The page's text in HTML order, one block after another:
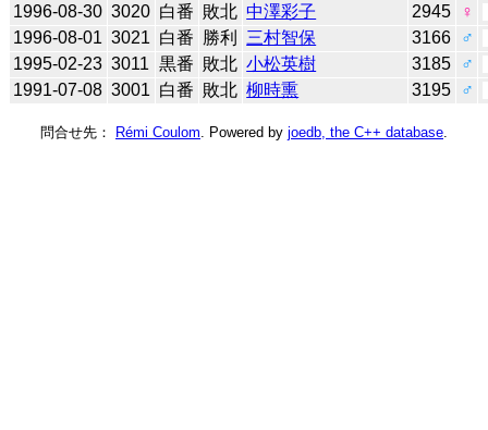
1996-08-30 3020 白番 敗北 中澤彩子 2945
♀
1996-08-01 3021 白番 勝利 三村智保 3166
♂
1995-02-23 3011 黒番 敗北 小松英樹 3185
♂
1991-07-08 3001 白番 敗北 柳時熏 3195 ♂
問合せ先： Rémi Coulom . Powered by joedb, the C++ database